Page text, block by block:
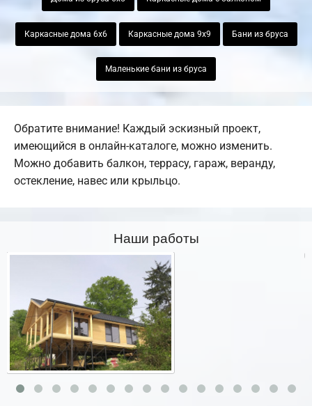
Каркасные дома 6х6 Каркасные дома 9х9 Бани из бруса
Маленькие бани из бруса
Обратите внимание! Каждый эскизный проект,
имеющийся в онлайн-каталоге, можно изменить.
Можно добавить балкон, террасу, гараж, веранду,
остекление, навес или крыльцо.
Наши работы